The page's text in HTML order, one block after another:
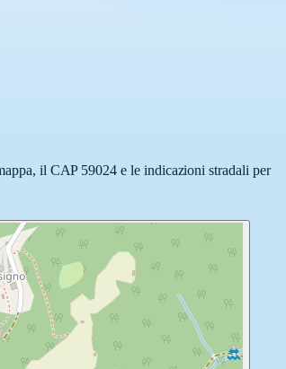
il CAP 59024 e le indicazioni stradali per